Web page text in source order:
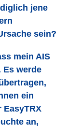
jene
sein?
mein AIS
werde
ein
EasyTRX
an,